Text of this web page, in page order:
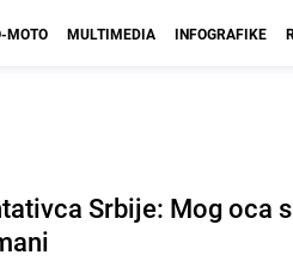
MOTO MULTIMEDIA INFOGRAFIKE
Srbije: Mog oca